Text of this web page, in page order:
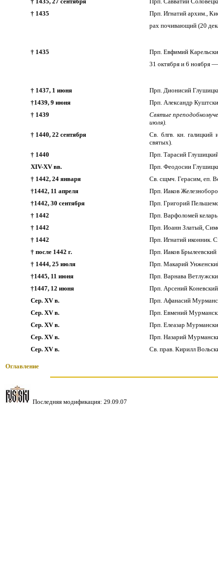
† 1435
Прп. Игнатий архим.,
рах почивающий (20
† 1435
Прп. Евфимий
31 октября и 6 ноября
† 1437, 1 июня
Прп. Дионисий
†1439, 9 июня
Прп. Александр
† 1439
Святые
июля).
† 1440, 22 сентября
Св. блгв. кн.
святых).
† 1440
Прп. Тарасий
XIV-XV вв.
Прп. Феодосии
† 1442, 24 января
Св. сщмч. Герасим, еп.
†1442, 11 апреля
Прп. Иаков
†1442, 30 сентября
Прп. Григорий
† 1442
Прп. Варфоломей
† 1442
Прп. Иоанн Златый,
† 1442
Прп. Игнатий иконник.
† после 1442 г.
Прп. Иаков Брылеевский
† 1444, 25 июля
Прп. Макарий
†1445, 11 июня
Прп. Варнава
†1447, 12 июня
Прп. Арсений
Сер. XV в.
Прп. Афанасий
Сер. XV в.
Прп. Евмений
Сер. XV в.
Прп. Елеазар
Сер. XV в.
Прп. Назарий
Сер. XV в.
Св. прав. Кирилл
Оглавление
Последняя модификация: 29.09.07